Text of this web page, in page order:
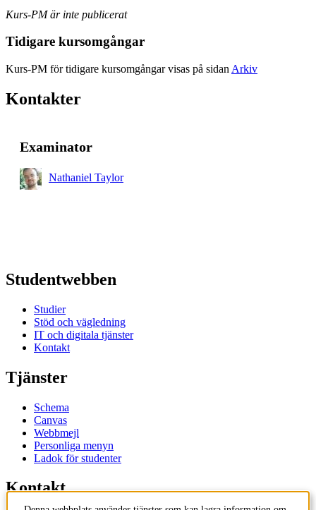
Kurs-PM är inte publicerat
Tidigare kursomgångar
Kurs-PM för tidigare kursomgångar visas på sidan Arkiv
Kontakter
Examinator
Nathaniel Taylor
Studentwebben
Studier
Stöd och vägledning
IT och digitala tjänster
Kontakt
Tjänster
Schema
Canvas
Webbmejl
Personliga menyn
Ladok för studenter
Kontakt